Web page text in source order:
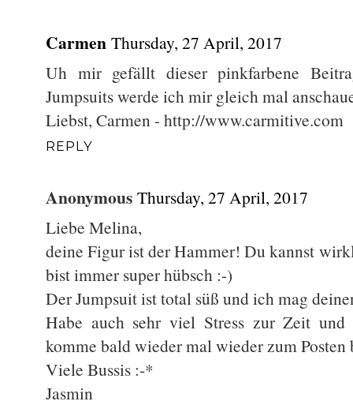
Carmen Thursday, 27 April, 2017
Uh mir gefällt dieser pinkfarbene
Jumpsuits werde ich mir gleich mal
Liebst, Carmen - http://www.carmitive.com
REPLY
Anonymous Thursday, 27 April, 2017
Liebe Melina,
deine Figur ist der Hammer! Du kannst
bist immer super hübsch :-)
Der Jumpsuit ist total süß und ich mag
Habe auch sehr viel Stress zur Zeit und
komme bald wieder mal wieder zum Posten
Viele Bussis :-*
Jasmin